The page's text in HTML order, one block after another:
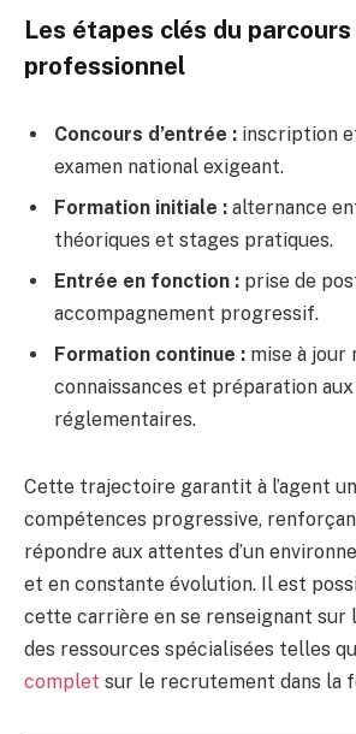
Les étapes clés du parcours
professionnel
Concours d’entrée : inscription
examen national exigeant.
Formation initiale : alternance
théoriques et stages pratiques.
Entrée en fonction : prise de
accompagnement progressif.
Formation continue : mise à jour
connaissances et préparation
réglementaires.
Cette trajectoire garantit à l’agent
compétences progressive,
répondre aux attentes d’un
et en constante évolution. Il est
cette carrière en se renseignant sur
des ressources spécialisées telles
complet sur le recrutement dans la